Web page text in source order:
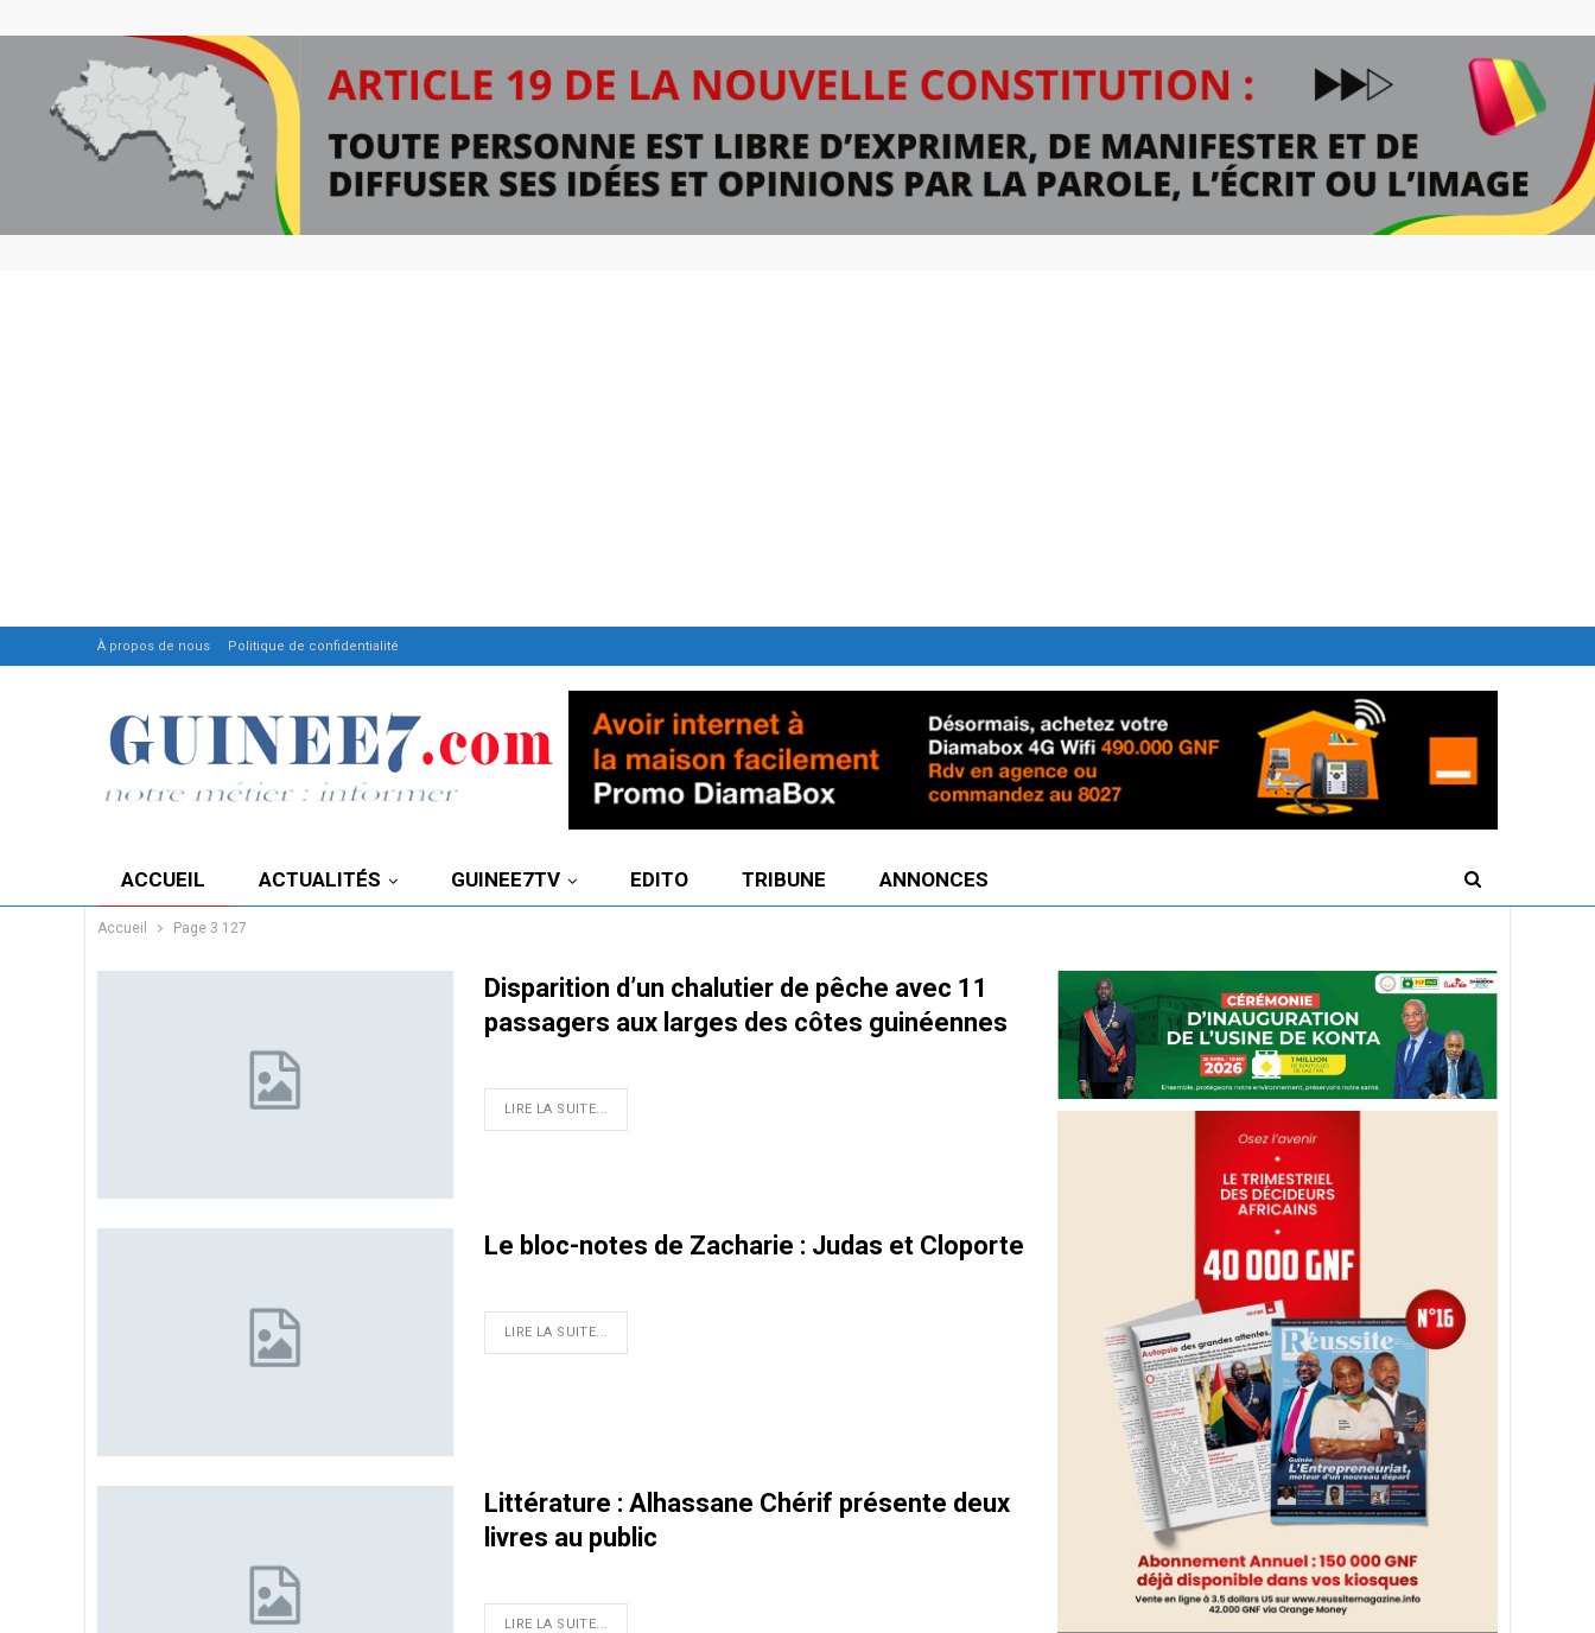
À propos de nous Politique de confidentialité
ACCUEIL ACTUALITÉS GUINEE7TV EDITO TRIBUNE ANNONCES
Accueil Page 3 127
Disparition d’un chalutier de pêche avec 11
passagers aux larges des côtes guinéennes
LIRE LA SUITE...
Le bloc-notes de Zacharie : Judas et Cloporte
LIRE LA SUITE...
Littérature : Alhassane Chérif présente deux
livres au public
LIRE LA SUITE...